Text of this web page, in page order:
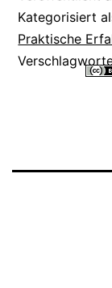
Kategorisiert
Praktische